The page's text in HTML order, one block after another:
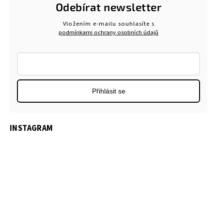
Odebírat newsletter
Vložením e-mailu souhlasíte s
podmínkami ochrany osobních údajů
Přihlásit se
INSTAGRAM